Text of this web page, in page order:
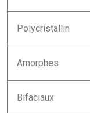
Polycristallin
Amorphes
Bifaciaux